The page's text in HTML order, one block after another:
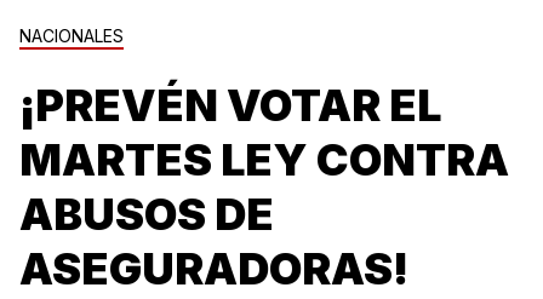
NACIONALES
¡PREVÉN VOTAR EL
MARTES LEY CONTRA
ABUSOS DE
ASEGURADORAS!